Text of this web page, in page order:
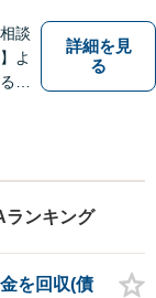
談
よ
よ
詳細を見
る
ランキング
を回収(債